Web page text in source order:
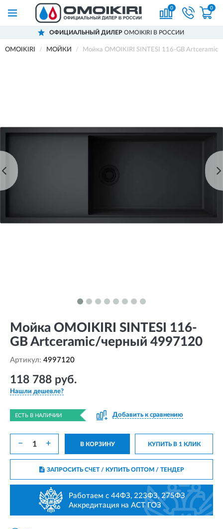
0 0
ОФИЦИАЛЬНЫЙ ДИЛЕР OMOIKIRI В РОССИИ
OMOIKIRI МОЙКИ Мойка OMOIKIRI SINTESI 116-GB Artceramic/
Мойка OMOIKIRI SINTESI 116-
GB Artceramic/черный 4997120
Артикул: 4997120
118 788 руб.
Нашли дешевле?
ЕСТЬ В НАЛИЧИИ Добавить к сравнению
− + В КОРЗИНУ КУПИТЬ В 1 КЛИК
ЗАПРОСИТЬ СЧЕТ / КУПИТЬ ОПТОМ/ ТЕНДЕР
Работаем с 44ФЗ, 223ФЗ, 275ФЗ
Аккредитация на АСТ ГОЗ